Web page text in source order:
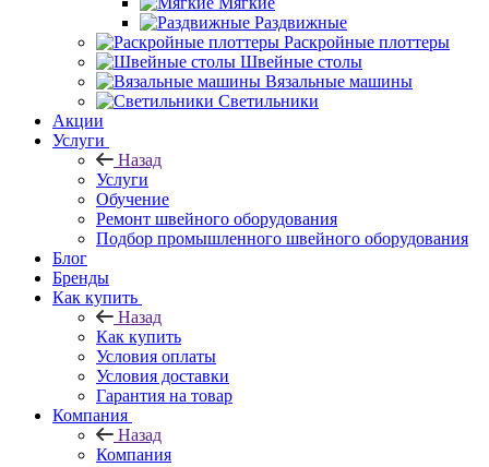
Раздвижные
Раскройные плоттеры
Швейные столы
Вязальные машины
Светильники
Акции
Услуги
Назад
Услуги
Обучение
Ремонт швейного оборудования
Подбор промышленного швейного оборудования
Блог
Бренды
Как купить
Назад
Как купить
Условия оплаты
Условия доставки
Гарантия на товар
Компания
Назад
Компания